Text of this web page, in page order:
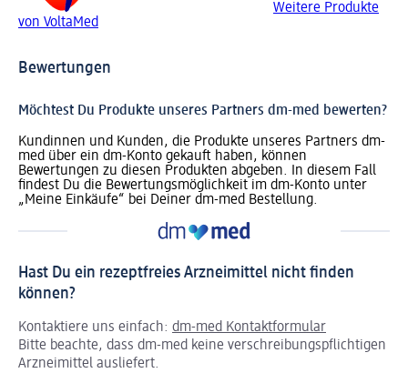
Weitere Produkte
von VoltaMed
Bewertungen
Möchtest Du Produkte unseres Partners dm-med bewerten?
Kundinnen und Kunden, die Produkte unseres Partners dm-
med über ein dm-Konto gekauft haben, können
Bewertungen zu diesen Produkten abgeben. In diesem Fall
findest Du die Bewertungsmöglichkeit im dm-Konto unter
„Meine Einkäufe“ bei Deiner dm-med Bestellung.
Hast Du ein rezeptfreies Arzneimittel nicht finden
können?
Kontaktiere uns einfach: dm-med Kontaktformular
Bitte beachte, dass dm-med keine verschreibungspflichtigen
Arzneimittel ausliefert.